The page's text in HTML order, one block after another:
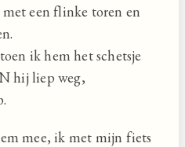
een flinke toren en
ik hem het schetsje
hij liep weg,
mee, ik met mijn fiets